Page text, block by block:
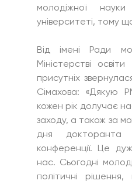
молодіжної
університеті, тому
Від імені Ради
Міністерстві
присутніх
Сімахова: «Дякую
кожен рік долучає
заходу, а також за
дня докторанта
конференції. Це
нас. Сьогодні
політичні